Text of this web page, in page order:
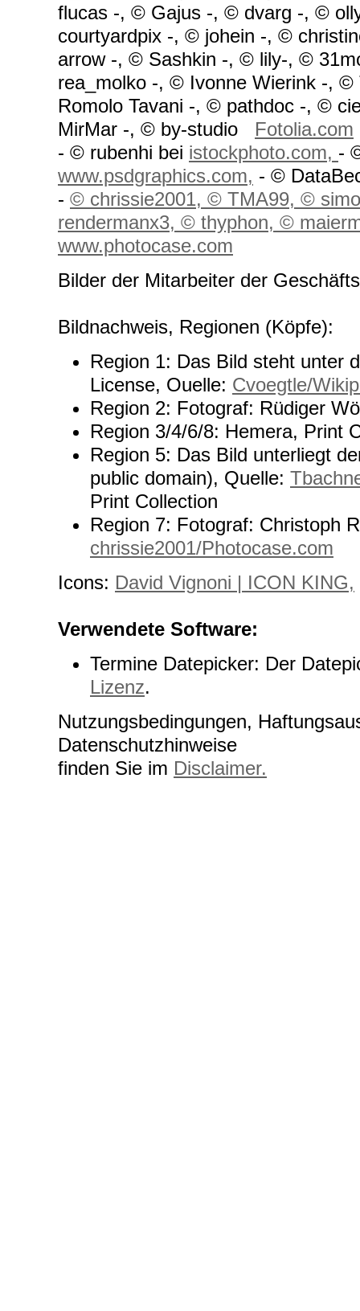
flucas -, © Gajus -, © dvarg -, ©
courtyardpix -, © johein -, ©
arrow -, © Sashkin -, © lily-, ©
rea_molko -, © Ivonne Wierink -,
Romolo Tavani -, © pathdoc -, ©
MirMar -, © by-studio Fotolia.com
- © rubenhi bei istockphoto.com, -
www.psdgraphics.com, - ©
- © chrissie2001, © TMA99, ©
rendermanx3, © thyphon, ©
www.photocase.com
Bilder der Mitarbeiter der
Bildnachweis, Regionen (Köpfe):
Region 1: Das Bild steht unter
License, Ouelle: Cvoegtle/
Region 2: Fotograf: Rüdiger
Region 3/4/6/8: Hemera, Print
Region 5: Das Bild unterliegt
public domain), Quelle:
Print Collection
Region 7: Fotograf: Christoph
chrissie2001/Photocase.com
Icons: David Vignoni | ICON KING,
Verwendete Software:
Termine Datepicker: Der
Lizenz.
Nutzungsbedingungen,
Datenschutzhinweise
finden Sie im Disclaimer.